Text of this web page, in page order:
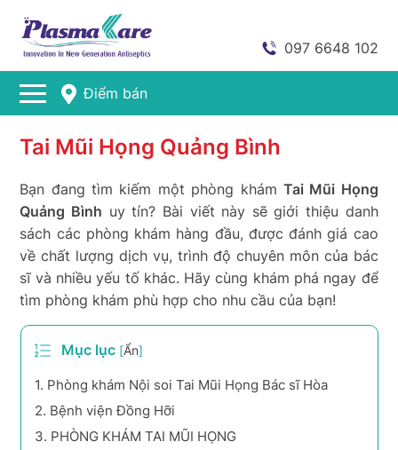
097 6648 102
Điểm bán
Tai Mũi Họng Quảng Bình
Bạn đang tìm kiếm một phòng khám Tai Mũi Họng
Quảng Bình uy tín? Bài viết này sẽ giới thiệu danh
sách các phòng khám hàng đầu, được đánh giá cao
về chất lượng dịch vụ, trình độ chuyên môn của bác
sĩ và nhiều yếu tố khác. Hãy cùng khám phá ngay để
tìm phòng khám phù hợp cho nhu cầu của bạn!
Mục lục [Ẩn]
1. Phòng khám Nội soi Tai Mũi Họng Bác sĩ Hòa
2. Bệnh viện Đồng Hỡi
3. PHÒNG KHÁM TAI MŨI HỌNG